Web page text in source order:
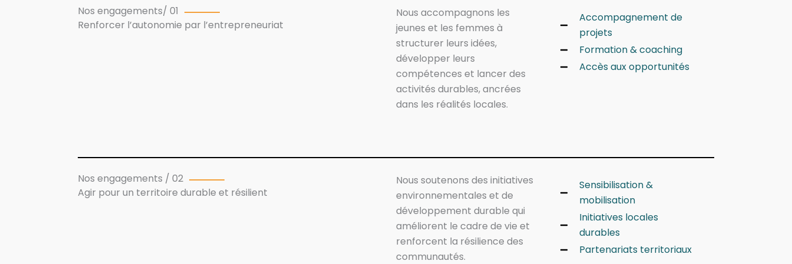
Nos engagements/ 01
Renforcer l’autonomie par l’entrepreneuriat
Nous accompagnons les
jeunes et les femmes à
structurer leurs idées,
développer leurs
compétences et lancer des
activités durables, ancrées
dans les réalités locales.
Accompagnement de
projets
Formation & coaching
Accès aux opportunités
Nos engagements / 02
Agir pour un territoire durable et résilient
Nous soutenons des initiatives
environnementales et de
développement durable qui
améliorent le cadre de vie et
renforcent la résilience des
communautés.
Sensibilisation &
mobilisation
Initiatives locales
durables
Partenariats territoriaux